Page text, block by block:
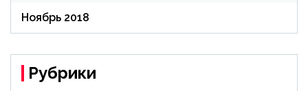
Ноябрь 2018
Рубрики